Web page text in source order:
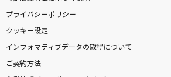
コブクロ
[生音]今更だって僕は言うかな
プライバシーポリシー
クッキー設定
インフォマティブデータの取得について
ご契約方法